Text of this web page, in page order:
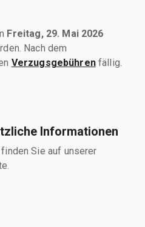
Freitag, 29. Mai 2026
Nach dem
Verzugsgebührenfällig.
Informationen
Sie auf unserer